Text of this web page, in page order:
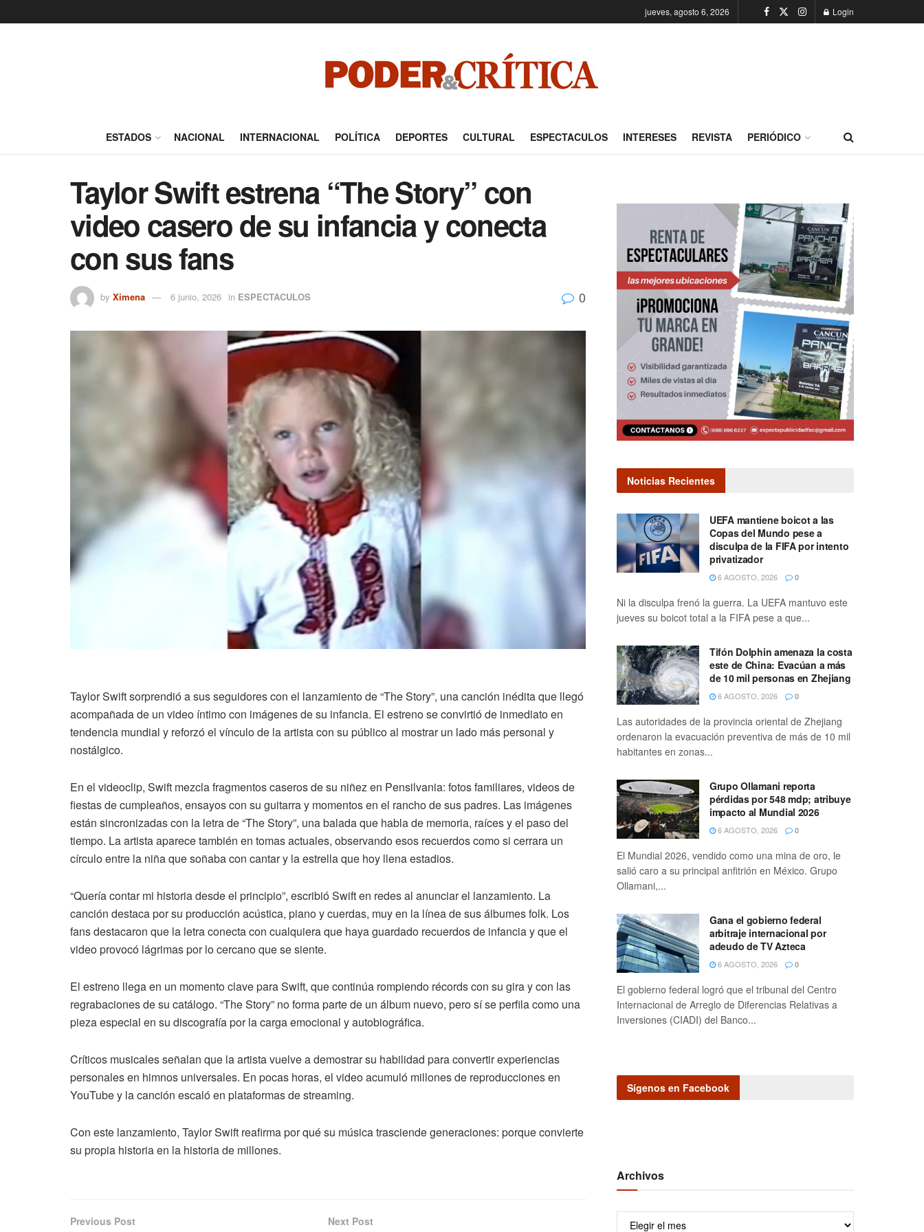
jueves, agosto 6, 2026 Login
ESTADOS NACIONAL INTERNACIONAL POLÍTICA DEPORTES CULTURAL ESPECTACULOS INTERESES REVISTA PERIÓDICO
Taylor Swift estrena “The Story” con
video casero de su infancia y conecta
con sus fans
by Ximena 6 junio, 2026 in ESPECTACULOS 0
Taylor Swift sorprendió a sus seguidores con el lanzamiento de “The Story”, una canción inédita que llegó
acompañada de un video íntimo con imágenes de su infancia. El estreno se convirtió de inmediato en
tendencia mundial y reforzó el vínculo de la artista con su público al mostrar un lado más personal y
nostálgico.
En el videoclip, Swift mezcla fragmentos caseros de su niñez en Pensilvania: fotos familiares, videos de
fiestas de cumpleaños, ensayos con su guitarra y momentos en el rancho de sus padres. Las imágenes
están sincronizadas con la letra de “The Story”, una balada que habla de memoria, raíces y el paso del
tiempo. La artista aparece también en tomas actuales, observando esos recuerdos como si cerrara un
círculo entre la niña que soñaba con cantar y la estrella que hoy llena estadios.
“Quería contar mi historia desde el principio”, escribió Swift en redes al anunciar el lanzamiento. La
canción destaca por su producción acústica, piano y cuerdas, muy en la línea de sus álbumes folk. Los
fans destacaron que la letra conecta con cualquiera que haya guardado recuerdos de infancia y que el
video provocó lágrimas por lo cercano que se siente.
El estreno llega en un momento clave para Swift, que continúa rompiendo récords con su gira y con las
regrabaciones de su catálogo. “The Story” no forma parte de un álbum nuevo, pero sí se perfila como una
pieza especial en su discografía por la carga emocional y autobiográfica.
Críticos musicales señalan que la artista vuelve a demostrar su habilidad para convertir experiencias
personales en himnos universales. En pocas horas, el video acumuló millones de reproducciones en
YouTube y la canción escaló en plataformas de streaming.
Con este lanzamiento, Taylor Swift reafirma por qué su música trasciende generaciones: porque convierte
su propia historia en la historia de millones.
Previous Post Next Post
Noticias Recientes
UEFA mantiene boicot a las
Copas del Mundo pese a
disculpa de la FIFA por intento
privatizador
6 AGOSTO, 2026 0
Ni la disculpa frenó la guerra. La UEFA mantuvo este
jueves su boicot total a la FIFA pese a que...
Tifón Dolphin amenaza la costa
este de China: Evacúan a más
de 10 mil personas en Zhejiang
6 AGOSTO, 2026 0
Las autoridades de la provincia oriental de Zhejiang
ordenaron la evacuación preventiva de más de 10 mil
habitantes en zonas...
Grupo Ollamani reporta
pérdidas por 548 mdp; atribuye
impacto al Mundial 2026
6 AGOSTO, 2026 0
El Mundial 2026, vendido como una mina de oro, le
salió caro a su principal anfitrión en México. Grupo
Ollamani,...
Gana el gobierno federal
arbitraje internacional por
adeudo de TV Azteca
6 AGOSTO, 2026 0
El gobierno federal logró que el tribunal del Centro
Internacional de Arreglo de Diferencias Relativas a
Inversiones (CIADI) del Banco...
Sígenos en Facebook
Archivos
Archivos